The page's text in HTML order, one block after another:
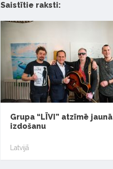
Saistītie raksti:
Grupa “LĪVI” atzīmē
izdošanu
Latvijā